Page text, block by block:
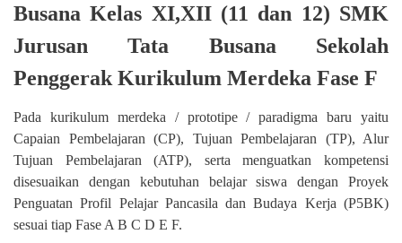
Busana Kelas XI,XII (11 dan 12) SMK
Jurusan Tata Busana Sekolah
Penggerak Kurikulum Merdeka Fase F
Pada kurikulum merdeka / prototipe / paradigma baru yaitu
Capaian Pembelajaran (CP), Tujuan Pembelajaran (TP), Alur
Tujuan Pembelajaran (ATP), serta menguatkan kompetensi
disesuaikan dengan kebutuhan belajar siswa dengan Proyek
Penguatan Profil Pelajar Pancasila dan Budaya Kerja (P5BK)
sesuai tiap Fase A B C D E F.